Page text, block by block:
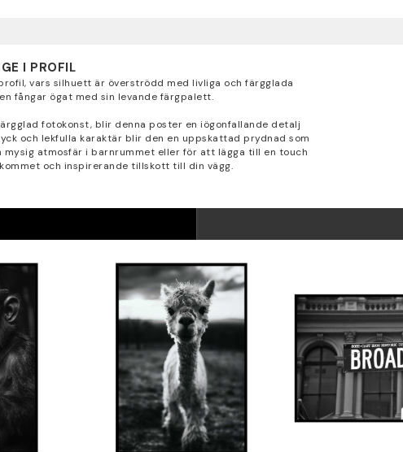
I PROFIL
vars silhuett är överströdd med livliga och färgglada
fångar ögat med sin levande färgpalett.
fotokonst, blir denna poster en iögonfallande detalj
och lekfulla karaktär blir den en uppskattad prydnad som
atmosfär i barnrummet eller för att lägga till en touch
och inspirerande tillskott till din vägg.